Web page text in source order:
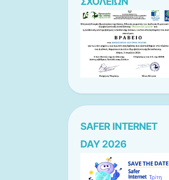
SAFER INTERNET
DAY 2026